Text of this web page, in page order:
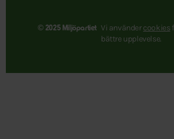
© 2025 Miljöpartiet Vi användercookies
bättre upplevelse.